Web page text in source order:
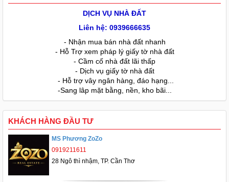
DỊCH VỤ NHÀ ĐẤT
Liên hệ: 0939666635
- Nhận mua bán nhà đất nhanh
- Hỗ Trợ xem pháp lý giấy tờ nhà đất
- Cầm cố nhà đất lãi thấp
- Dịch vụ giấy tờ nhà đất
- Hỗ trợ vây ngân hàng, đáo hạng...
-Sang lâp mặt bằng, nền, kho bãi...
KHÁCH HÀNG ĐẦU TƯ
MS Phương ZoZo
0919211611
28 Ngô thì nhậm, TP. Cần Thơ